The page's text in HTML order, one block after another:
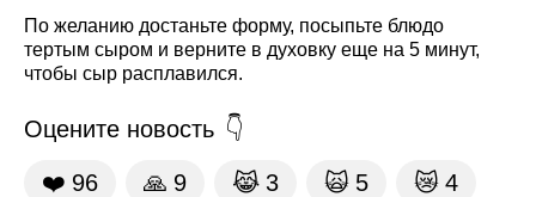
По желанию достаньте форму, посыпьте блюдо
тертым сыром и верните в духовку еще на 5 минут,
чтобы сыр расплавился.
Оцените новость
❤️ 96 🙏 9 😹 3 🙀 5 😿 4